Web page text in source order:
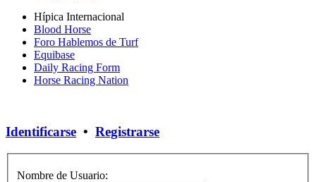
Hípica Internacional
Blood Horse
Foro Hablemos de Turf
Equibase
Daily Racing Form
Horse Racing Nation
Identificarse • Registrarse
Nombre de Usuario: